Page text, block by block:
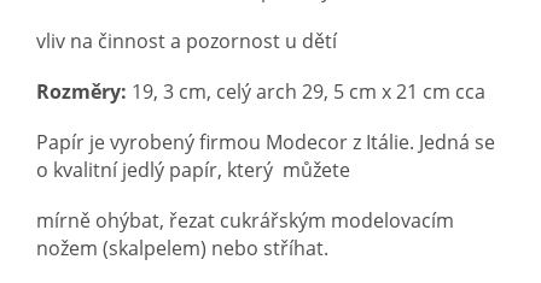
vliv na činnost a pozornost u dětí
Rozměry: 19, 3 cm, celý arch 29, 5 cm x 21 cm cca
Papír je vyrobený firmou Modecor z Itálie. Jedná se
o kvalitní jedlý papír, který můžete
mírně ohýbat, řezat cukrářským modelovacím
nožem (skalpelem) nebo stříhat.